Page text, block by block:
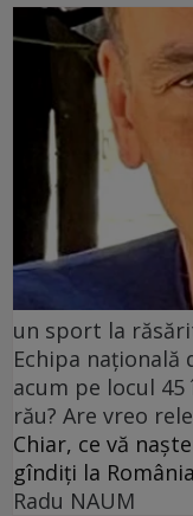
un sport la
Echipa națională
acum pe locul 45
rău? Are vreo
Chiar, ce vă
gîndiți la
Radu NAUM